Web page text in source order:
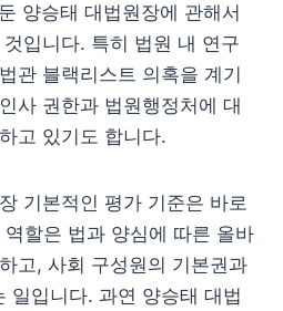
양승태 대법원장에 관해서
입니다. 특히 법원 내 연구
관 블랙리스트 의혹을 계기
사 권한과 법원행정처에 대
고 있기도 합니다.
기본적인 평가 기준은 바로
역할은 법과 양심에 따른 올바
고, 사회 구성원의 기본권과
일입니다. 과연 양승태 대법